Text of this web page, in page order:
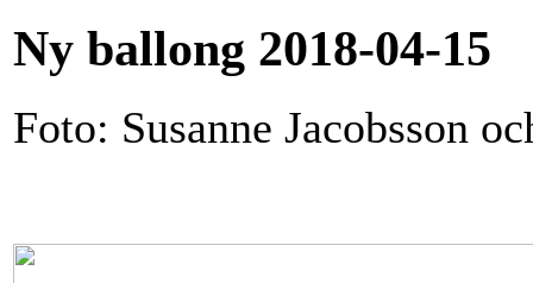
Ny ballong 2018-04-15
Foto: Susanne Jacobsson